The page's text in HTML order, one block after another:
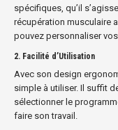
spécifiques, qu’il
récupération musculaire
pouvez personnaliser
2. Facilité d’Utilisation
Avec son design
simple à utiliser. Il suffit
sélectionner le
faire son travail.